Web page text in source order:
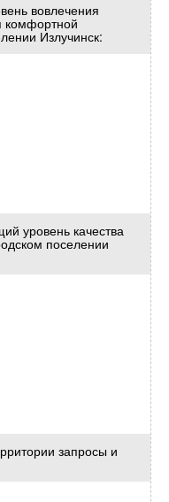
вовлечения
комфортной
Излучинск:
уровень качества
поселении
запросы и